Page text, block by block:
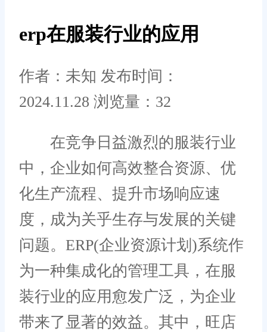
erp在服装行业的应用
作者：未知 发布时间：
2024.11.28 浏览量：32
在竞争日益激烈的服装行业
中，企业如何高效整合资源、优
化生产流程、提升市场响应速
度，成为关乎生存与发展的关键
问题。ERP(企业资源计划)系统作
为一种集成化的管理工具，在服
装行业的应用愈发广泛，为企业
带来了显著的效益。其中，旺店